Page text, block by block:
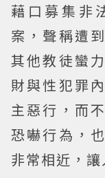
藉口募集非
案，聲稱遭
其他教徒蠻
財與性犯罪
主惡行，而
恐嚇行為，
非常相近，讓